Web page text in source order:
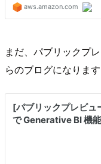
まだ、パブリックプ
らのブログになります